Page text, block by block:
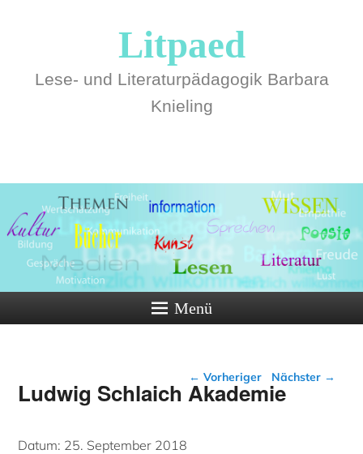
Litpaed
Lese- und Literaturpädagogik Barbara
Knieling
Menü
Beitragsnavigation
← Vorheriger Nächster →
Ludwig Schlaich Akademie
Datum: 25. September 2018